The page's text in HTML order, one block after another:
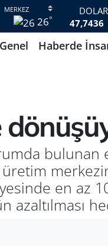
26°
DOLAR
47,7436
EURO
55,2510
13.779
64.840,97
Genel Haberde
bulunan
en az
azaltılması